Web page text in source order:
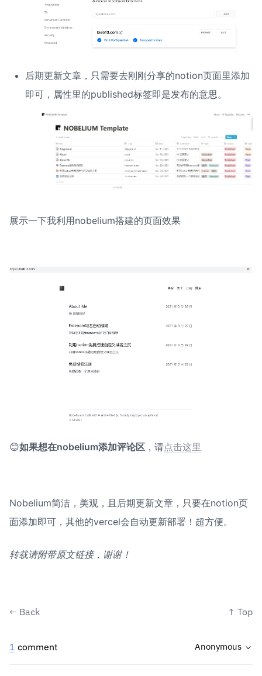
后期更新文章，只需要去刚刚分享的notion页面里添加
即可，属性里的published标签即是发布的意思。
展示一下我利用nobelium搭建的页面效果
😊如果想在nobelium添加评论区 ，请点击这里
Nobelium简洁，美观，且后期更新文章，只要在notion页
面添加即可，其他的vercel会自动更新部署！超方便。
转载请附带原文链接，谢谢！
← Back ↑ Top
1 comment Anonymous